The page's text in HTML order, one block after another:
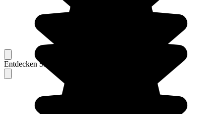
Entdecken Sie Berichte unserer erfahrenen Reisenden